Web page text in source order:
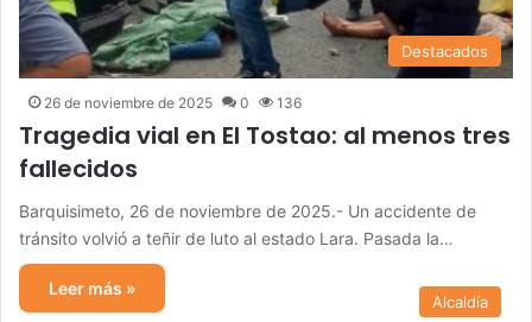
Destacados
26 de noviembre de 2025 0 136
Tragedia vial en El Tostao: al menos tres
fallecidos
Barquisimeto, 26 de noviembre de 2025.- Un accidente de
tránsito volvió a teñir de luto al estado Lara. Pasada la…
Leer más »
Alcaldía